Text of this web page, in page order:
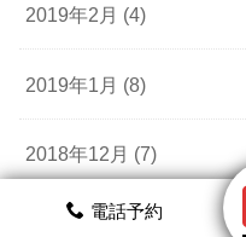
電話予約
2019年2月 (4)
2019年1月 (8)
2018年12月 (7)
2018年11月 (28)